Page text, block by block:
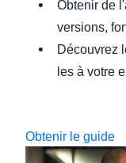
Obtenir de
versions,
Découvrez
les à votre
Obtenir le guide